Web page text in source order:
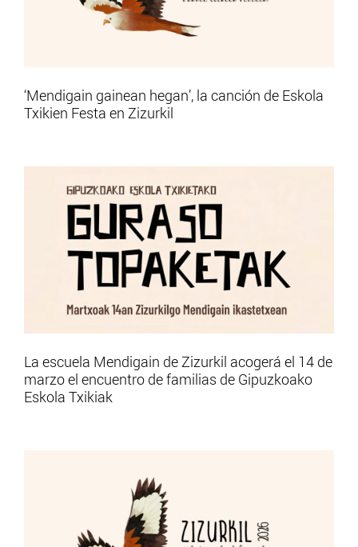
‘Mendigain gainean hegan’, la canción de Eskola
Txikien Festa en Zizurkil
La escuela Mendigain de Zizurkil acogerá el 14 de
marzo el encuentro de familias de Gipuzkoako
Eskola Txikiak